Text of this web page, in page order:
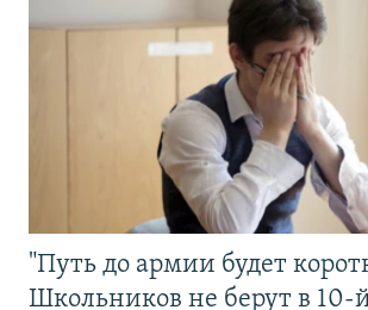
"Путь до армии будет
Школьников не берут в 10-